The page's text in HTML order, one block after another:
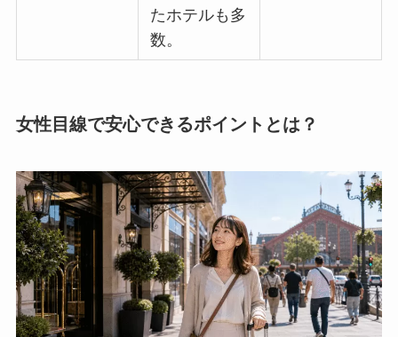
たホテルも多
数。
女性目線で安心できるポイントとは？